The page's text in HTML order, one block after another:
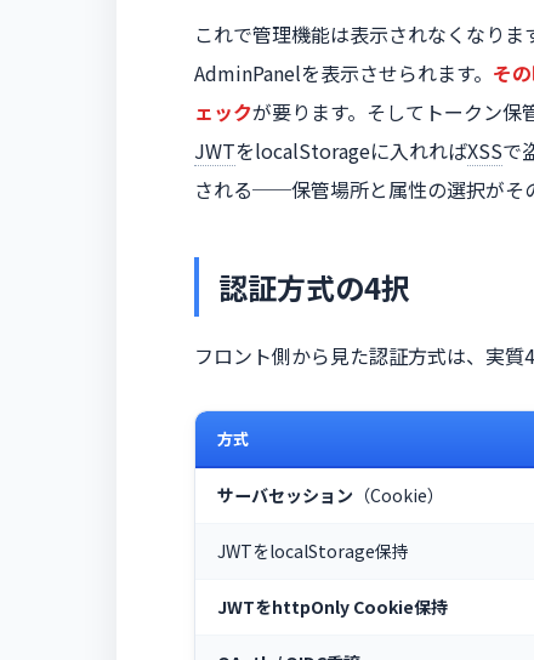
これで管理機能は表示されなくなり
AdminPanelを表示させられます。 そ
ェックが要ります。そしてトークン保
JWTをlocalStorageに入れればXSSで
される──保管場所と属性の選択がそ
認証方式の4択
フロント側から見た認証方式は、実質
方式
サーバセッション （Cookie）
JWTをlocalStorage保持
JWTをhttpOnly Cookie保持